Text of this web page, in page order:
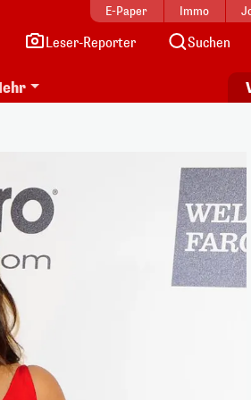
E-Paper Immo
Leser-Reporter Suchen